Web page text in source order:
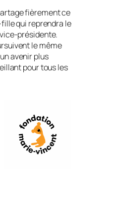
fièrement ce
qui reprendra le
présidente.
le même
avenir plus
pour tous les